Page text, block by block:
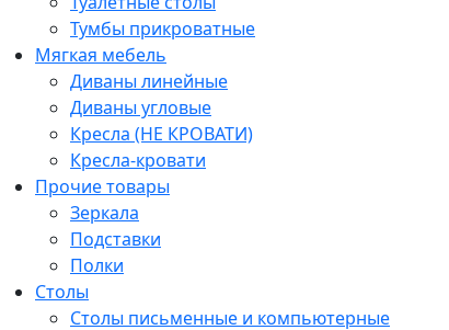
Тумбы прикроватные
Мягкая мебель
Диваны линейные
Диваны угловые
Кресла (НЕ КРОВАТИ)
Кресла-кровати
Прочие товары
Зеркала
Подставки
Полки
Столы
Столы письменные и компьютерные